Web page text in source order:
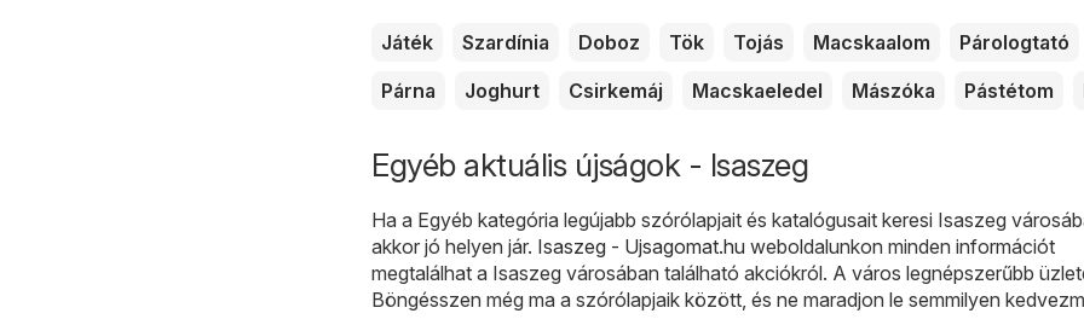
Játék Szardínia Doboz Tök Tojás Macskaalom
Párologtató
Párna
Joghurt Csirkemáj Macskaeledel Mászóka Pástétom
Egyéb aktuális újságok - Isaszeg
Ha a Egyéb kategória legújabb szórólapjait és katalógusait keresi Isaszeg
akkor jó helyen jár. Isaszeg - Ujsagomat.hu weboldalunkon minden információt
megtalálhat a Isaszeg városában található akciókról. A város legnépszerűbb
Böngésszen még ma a szórólapjaik között, és ne maradjon le semmilyen